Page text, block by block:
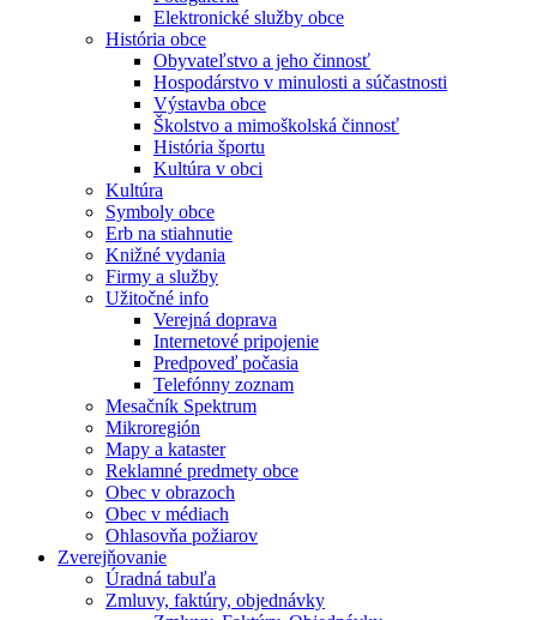
Elektronické služby obce
História obce
Obyvateľstvo a jeho činnosť
Hospodárstvo v minulosti a súčastnosti
Výstavba obce
Školstvo a mimoškolská činnosť
História športu
Kultúra v obci
Kultúra
Symboly obce
Erb na stiahnutie
Knižné vydania
Firmy a služby
Užitočné info
Verejná doprava
Internetové pripojenie
Predpoveď počasia
Telefónny zoznam
Mesačník Spektrum
Mikroregión
Mapy a kataster
Reklamné predmety obce
Obec v obrazoch
Obec v médiach
Ohlasovňa požiarov
Zverejňovanie
Úradná tabuľa
Zmluvy, faktúry, objednávky